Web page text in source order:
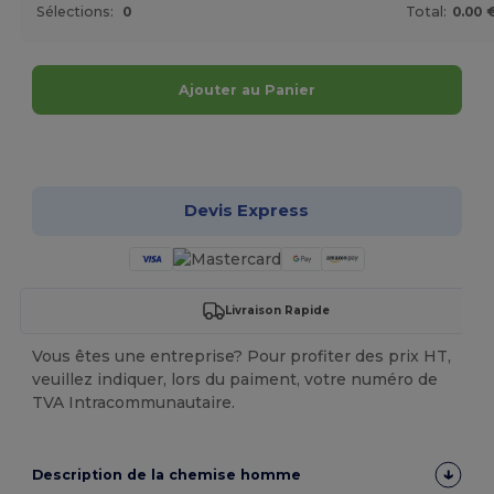
Sélections: 0 Total: 0.00
Ajouter au Panier
Devis Express
Livraison Rapide
Vous êtes une entreprise? Pour profiter des prix HT,
veuillez indiquer, lors du paiment, votre numéro de
TVA Intracommunautaire.
Description de la chemise homme